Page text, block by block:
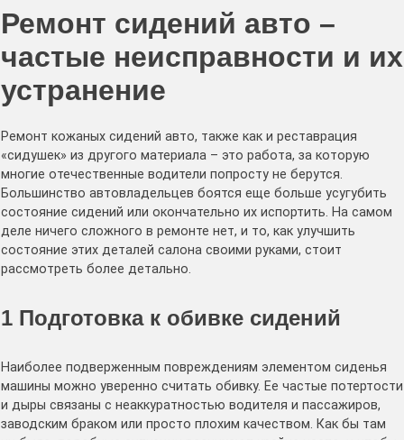
Ремонт сидений авто –
частые неисправности и их
устранение
Ремонт кожаных сидений авто, также как и реставрация
«сидушек» из другого материала – это работа, за которую
многие отечественные водители попросту не берутся.
Большинство автовладельцев боятся еще больше усугубить
состояние сидений или окончательно их испортить. На самом
деле ничего сложного в ремонте нет, и то, как улучшить
состояние этих деталей салона своими руками, стоит
рассмотреть более детально.
1 Подготовка к обивке сидений
Наиболее подверженным повреждениям элементом сиденья
машины можно уверенно считать обивку. Ее частые потертости
и дыры связаны с неаккуратностью водителя и пассажиров,
заводским браком или просто плохим качеством. Как бы там